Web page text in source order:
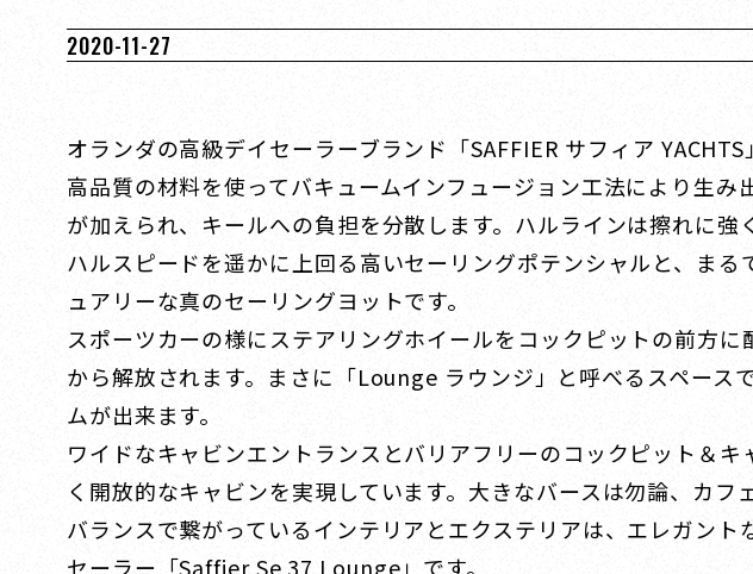
2020-11-27
オランダの高級デイセーラーブランド「SAFFIER サフィア YACHTS」
高品質の材料を使ってバキュームインフュージョン工法により生
が加えられ、キールへの負担を分散します。ハルラインは擦れに強
ハルスピードを遥かに上回る高いセーリングポテンシャルと、ま
ュアリーな真のセーリングヨットです。
スポーツカーの様にステアリングホイールをコックピットの前方
から解放されます。まさに「Lounge ラウンジ」と呼べるスペース
ムが出来ます。
ワイドなキャビンエントランスとバリアフリーのコックピット＆
く開放的なキャビンを実現しています。大きなバースは勿論、カ
バランスで繋がっているインテリアとエクステリアは、エレガン
セーラー「Saffier Se 37 Lounge」です。